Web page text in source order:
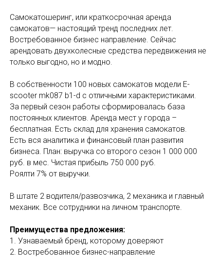
Самокатошеринг, или краткосрочная аренда
самокатов— настоящий тренд последних лет.
Востребованное бизнес направление. Сейчас
арендовать двухколесные средства передвижения не
только выгодно, но и модно.
В собственности 100 новых самокатов модели E-
scooter mk087 b1-d с отличными характеристиками.
За первый сезон работы сформировалась база
постоянных клиентов. Аренда мест у города –
бесплатная. Есть склад для хранения самокатов.
Есть вся аналитика и финансовый план развития
бизнеса. План: выручка со второго сезон 1 000 000
руб. в мес. Чистая прибыль 750 000 руб.
Роялти 7% от выручки.
В штате 2 водителя/развозчика, 2 механика и главный
механик. Все сотрудники на личном транспорте.
Преимущества предложения:
1. Узнаваемый бренд, которому доверяют
2. Востребованное бизнес-направление